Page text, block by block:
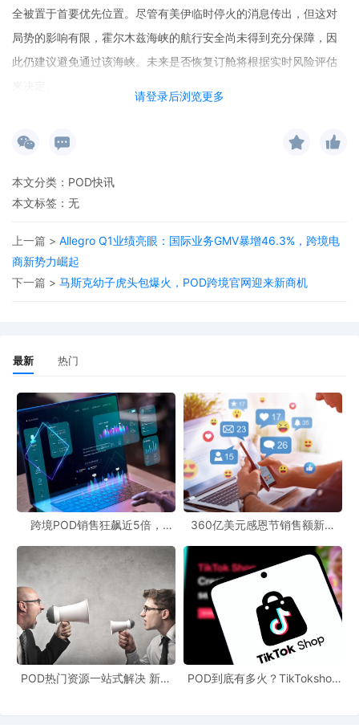
请登录后浏览更多
全被置于首要优先位置。尽管有美伊临时停火的消息传出，但这对
局势的影响有限，霍尔木兹海峡的航行安全尚未得到充分保障，因
此仍建议避免通过该海峡。未来是否恢复订舱将根据实时风险评估
联酋、卡塔尔出发的陆运货物，以及从吉达前往阿联酋、阿曼和卡
特、巴林及卡塔尔的货物，都在暂停范围内。
和朱拜勒、阿联酋大部分港口的新订舱已被暂停，涵盖了冷藏货、
危险品、超限货及普通干货。不过，吉达、阿卜杜拉国王港、亚喀
巴、塞拉莱、苏哈尔、以色列及黎巴嫩部分业务订舱仍可接受，其
箱加收3000美元/柜，冷藏箱、危险品箱及特种箱加收3800美元/
柜。
这一举措无疑会对POD商业模式产生影响。对于从事POD业务的企
业来说，物流成本的增加和订舱的受限可能会打乱原有的运营计
划。而POD资源网站也需要及时更新相关信息，为从业者提供准确
的物流动态。
在当前复杂的国际形势下，POD跨境业务面临着诸多挑战。从业者
需要密切关注马士基的后续决策以及中东局势的发展，及时调整业
务策略，以应对可能出现的风险。同时，也需要在POD跨境官网和
POD跨境资讯平台上获取最新消息，以便做出更加明智的决策。
本文分类： POD快讯
本文标签：无
上一篇 > Allegro Q1业绩亮眼：国际业务GMV暴增46.3%，跨境电
商新势力崛起
下一篇 > 马斯克幼子虎头包爆火，POD跨境官网迎来新商机
最新 热门
跨境POD销售狂飙近5倍，
360亿美元感恩节销售额新纪
新风潮！
POD热门资源一站式解决 新手
POD到底有多火？TikTokshop